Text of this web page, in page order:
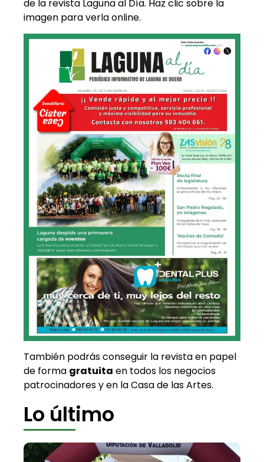
de la revista Laguna al Día. Haz clic sobre la
imagen para verla online.
También podrás conseguir la revista en papel
de forma gratuita en todos los negocios
patrocinadores y en la Casa de las Artes.
Lo último